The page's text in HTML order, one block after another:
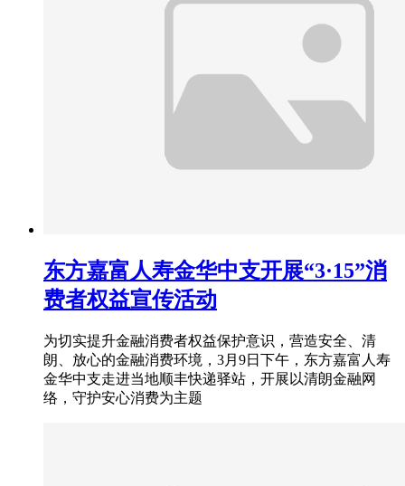
东方嘉富人寿金华中支开展“3·15”消
费者权益宣传活动
为切实提升金融消费者权益保护意识，营造安全、清
朗、放心的金融消费环境，3月9日下午，东方嘉富人寿
金华中支走进当地顺丰快递驿站，开展以清朗金融网
络，守护安心消费为主题